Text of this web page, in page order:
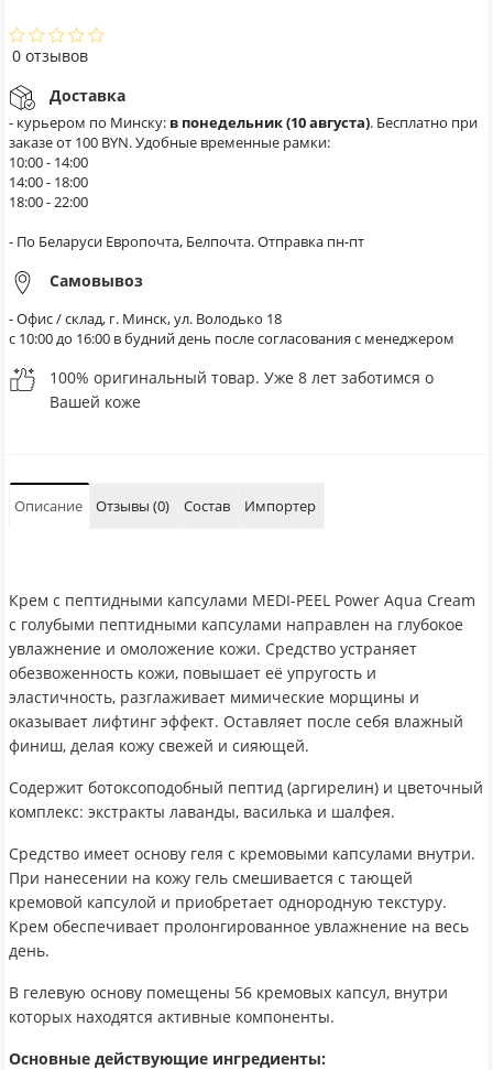
0 отзывов
Доставка
- курьером по Минску: в понедельник (10 августа). Бесплатно при
заказе от 100 BYN. Удобные временные рамки:
10:00 - 14:00
14:00 - 18:00
18:00 - 22:00
- По Беларуси Европочта, Белпочта. Отправка пн-пт
Самовывоз
- Офис / склад, г. Минск, ул. Володько 18
с 10:00 до 16:00 в будний день после согласования с менеджером
100% оригинальный товар. Уже 8 лет заботимся о
Вашей коже
Описание Отзывы (0) Состав Импортер
Крем с пептидными капсулами MEDI-PEEL Power Aqua Cream
с голубыми пептидными капсулами направлен на глубокое
увлажнение и омоложение кожи. Средство устраняет
обезвоженность кожи, повышает её упругость и
эластичность, разглаживает мимические морщины и
оказывает лифтинг эффект. Оставляет после себя влажный
финиш, делая кожу свежей и сияющей.
Содержит ботоксоподобный пептид (аргирелин) и цветочный
комплекс: экстракты лаванды, василька и шалфея.
Средство имеет основу геля с кремовыми капсулами внутри.
При нанесении на кожу гель смешивается с тающей
кремовой капсулой и приобретает однородную текстуру.
Крем обеспечивает пролонгированное увлажнение на весь
день.
В гелевую основу помещены 56 кремовых капсул, внутри
которых находятся активные компоненты.
Основные действующие ингредиенты: